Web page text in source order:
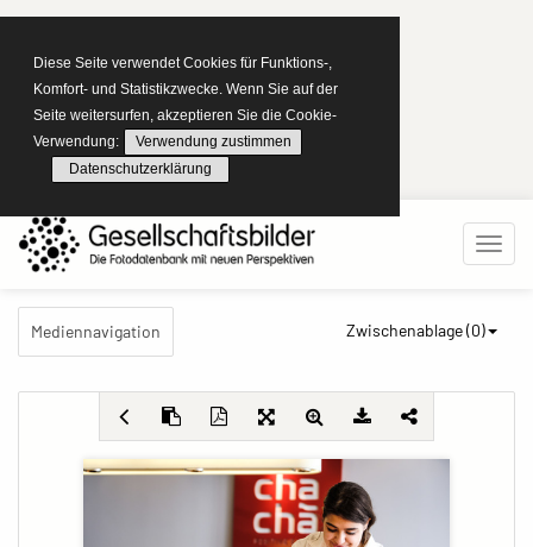
Diese Seite verwendet Cookies für Funktions-,
Komfort- und Statistikzwecke. Wenn Sie auf der
Seite weitersurfen, akzeptieren Sie die Cookie-
Verwendung:
Verwendung zustimmen
Datenschutzerklärung
Mediennavigation Zwischenablage (0)